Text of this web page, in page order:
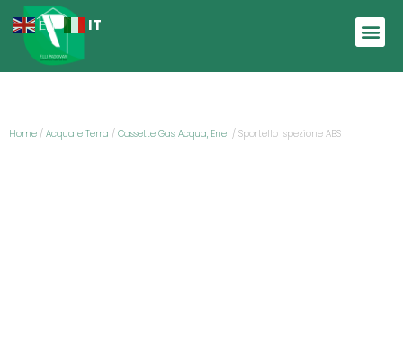
Home / Acqua e Terra / Cassette Gas, Acqua, Enel / Sportello Ispezione ABS
EN IT